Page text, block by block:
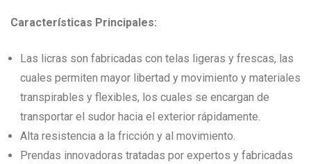
Características Principales:
Las licras son fabricadas con telas ligeras y frescas, las
cuales permiten mayor libertad y movimiento y materiales
transpirables y flexibles, los cuales se encargan de
transportar el sudor hacia el exterior rápidamente.
Alta resistencia a la fricción y al movimiento.
Prendas innovadoras tratadas por expertos y fabricadas